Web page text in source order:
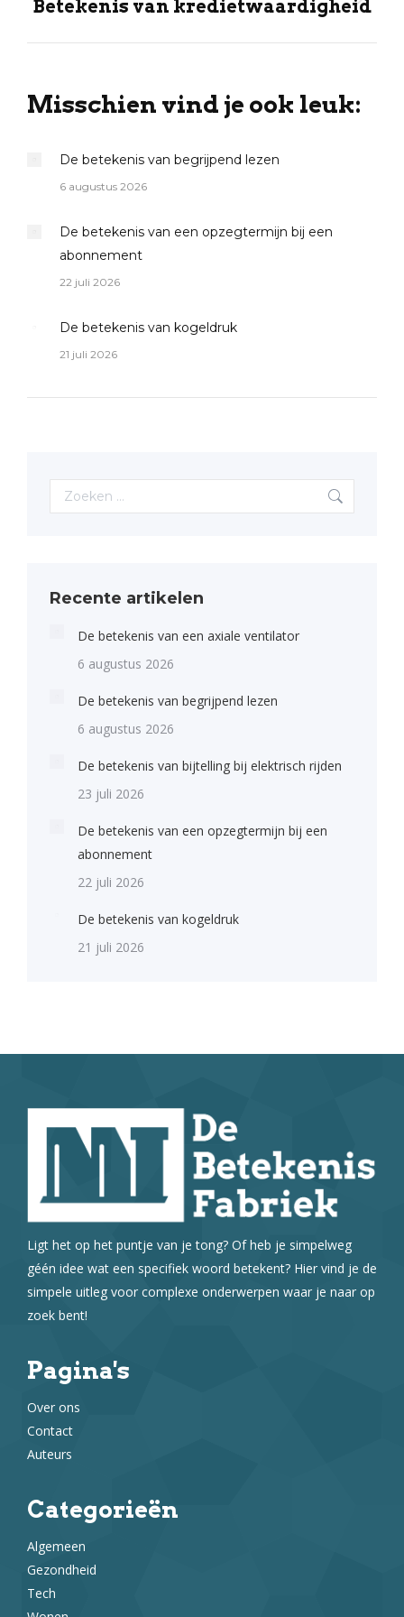
Volgende
Betekenis van kredietwaardigheid
Misschien vind je ook leuk:
De betekenis van begrijpend lezen
6 augustus 2026
De betekenis van een opzegtermijn bij een
abonnement
22 juli 2026
De betekenis van kogeldruk
21 juli 2026
Search:
Recente artikelen
De betekenis van een axiale ventilator
6 augustus 2026
De betekenis van begrijpend lezen
6 augustus 2026
De betekenis van bijtelling bij elektrisch rijden
23 juli 2026
De betekenis van een opzegtermijn bij een
abonnement
22 juli 2026
De betekenis van kogeldruk
21 juli 2026
Ligt het op het puntje van je tong? Of heb je simpelweg
géén idee wat een specifiek woord betekent? Hier vind je de
simpele uitleg voor complexe onderwerpen waar je naar op
zoek bent!
Pagina's
Over ons
Contact
Auteurs
Categorieën
Algemeen
Gezondheid
Tech